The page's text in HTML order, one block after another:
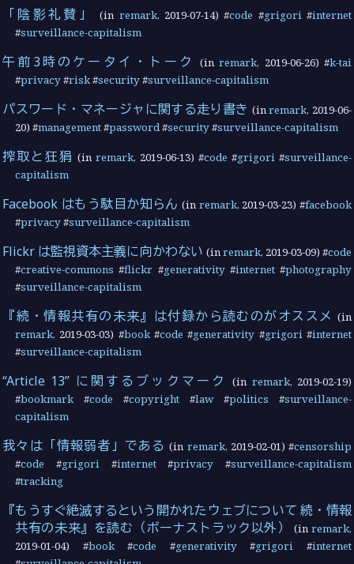
「陰影礼賛」 (in remark, 2019-07-14) #code #grigori#internet
#surveillance-capitalism
午前3時のケータイ・トーク (inremark, 2019-06-26) #k-tai
#privacy#risk#security#surveillance-capitalism
パスワード・マネージャに関する走り書き (inremark, 2019-06-
20) #management#password#security#surveillance-capitalism
搾取と狂狷 (inremark, 2019-06-13) #code #grigori#surveillance-
capitalism
Facebook はもう駄目か知らん (in remark, 2019-03-23) #facebook
#privacy#surveillance-capitalism
Flickr は監視資本主義に向かわない (inremark, 2019-03-09) #code
#creative-commons #flickr #generativity#internet#photography
#surveillance-capitalism
『続・情報共有の未来』は付録から読むのがオススメ (in
remark, 2019-03-03) #book#code #generativity #grigori#internet
#surveillance-capitalism
“Article 13” に関するブックマーク (in remark, 2019-02-19)
#bookmark#code #copyright #law#politics #surveillance-
capitalism
我々は「情報弱者」である (in remark, 2019-02-01) #censorship
#code #grigori#internet#privacy #surveillance-capitalism
#tracking
『もうすぐ絶滅するという開かれたウェブについて 続・情報
共有の未来』を読む（ボーナストラック以外）
(in remark,
2019-01-04) #book#code #generativity#grigori #internet